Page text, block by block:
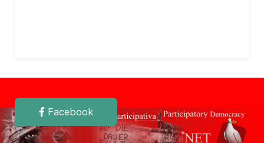
Facebook